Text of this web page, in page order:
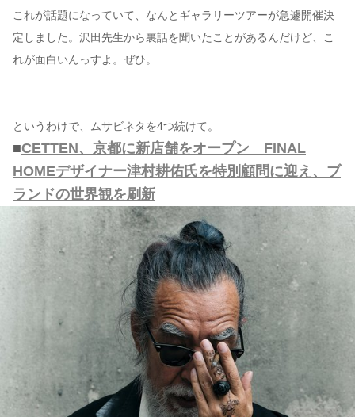
これが話題になっていて、なんとギャラリーツアーが急遽開催決
定しました。沢田先生から裏話を聞いたことがあるんだけど、こ
れが面白いんっすよ。ぜひ。
というわけで、ムサビネタを4つ続けて。
■CETTEN、京都に新店舗をオープン FINAL
HOMEデザイナー津村耕佑氏を特別顧問に迎え、ブ
ランドの世界観を刷新